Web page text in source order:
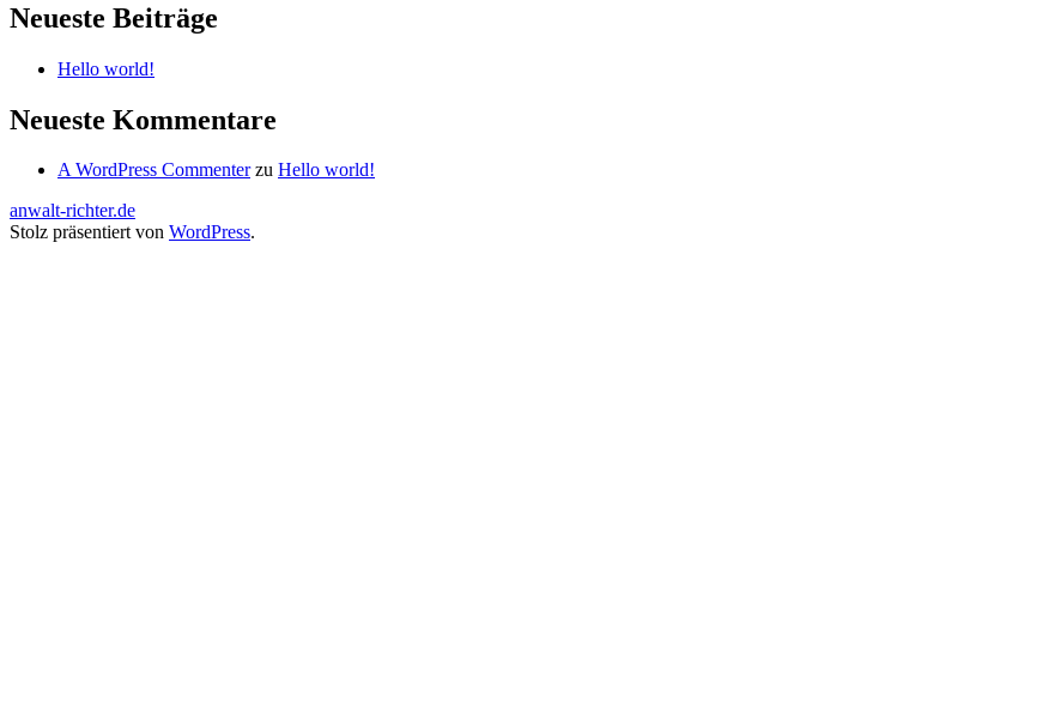
Neueste Beiträge
Hello world!
Neueste Kommentare
A WordPress Commenterzu Hello world!
anwalt-richter.de
Stolz präsentiert von WordPress.